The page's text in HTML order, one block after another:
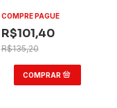
Ônibus/Caminhão
COMPRE PAGUE
R$101,40
R$135,20